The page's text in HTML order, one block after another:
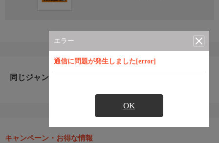
エラー
通信に問題が発生しました[error]
OK
同じジャンルのおすすめ番組
キャンペーン・お得な情報